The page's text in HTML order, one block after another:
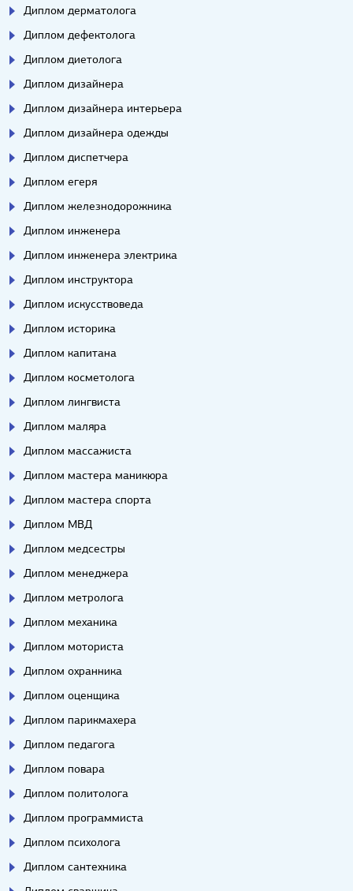
Диплом дерматолога
Диплом дефектолога
Диплом диетолога
Диплом дизайнера
Диплом дизайнера интерьера
Диплом дизайнера одежды
Диплом диспетчера
Диплом егеря
Диплом железнодорожника
Диплом инженера
Диплом инженера электрика
Диплом инструктора
Диплом искусствоведа
Диплом историка
Диплом капитана
Диплом косметолога
Диплом лингвиста
Диплом маляра
Диплом массажиста
Диплом мастера маникюра
Диплом мастера спорта
Диплом МВД
Диплом медсестры
Диплом менеджера
Диплом метролога
Диплом механика
Диплом моториста
Диплом охранника
Диплом оценщика
Диплом парикмахера
Диплом педагога
Диплом повара
Диплом политолога
Диплом программиста
Диплом психолога
Диплом сантехника